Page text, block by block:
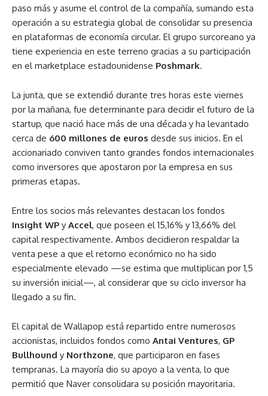
paso más y asume el control de la compañía, sumando esta
operación a su estrategia global de consolidar su presencia
en plataformas de economía circular. El grupo surcoreano ya
tiene experiencia en este terreno gracias a su participación
en el marketplace estadounidense Poshmark.
La junta, que se extendió durante tres horas este viernes
por la mañana, fue determinante para decidir el futuro de la
startup, que nació hace más de una década y ha levantado
cerca de 600 millones de euros desde sus inicios. En el
accionariado conviven tanto grandes fondos internacionales
como inversores que apostaron por la empresa en sus
primeras etapas.
Entre los socios más relevantes destacan los fondos
Insight WP y Accel, que poseen el 15,16% y 13,66% del
capital respectivamente. Ambos decidieron respaldar la
venta pese a que el retorno económico no ha sido
especialmente elevado —se estima que multiplican por 1,5
su inversión inicial—, al considerar que su ciclo inversor ha
llegado a su fin.
El capital de Wallapop está repartido entre numerosos
accionistas, incluidos fondos como Antai Ventures, GP
Bullhound y Northzone, que participaron en fases
tempranas. La mayoría dio su apoyo a la venta, lo que
permitió que Naver consolidara su posición mayoritaria.